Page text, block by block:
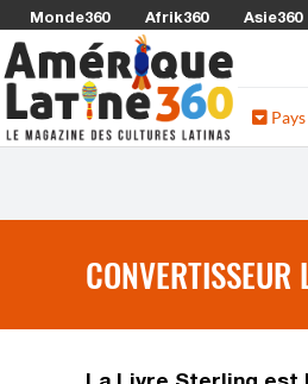
Monde360 Afrik360 Asie360